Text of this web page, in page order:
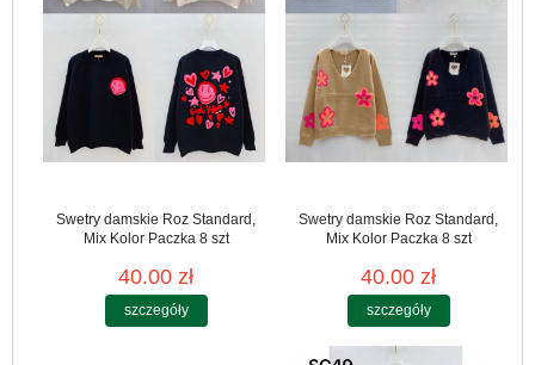
Swetry damskie Roz Standard,
Mix Kolor Paczka 8 szt
40.00 zł
szczegóły
Swetry damskie Roz Standard,
Mix Kolor Paczka 8 szt
40.00 zł
szczegóły